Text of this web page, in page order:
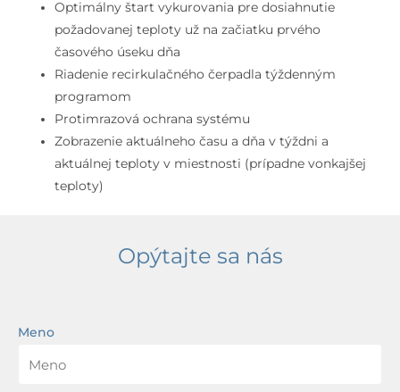
Optimálny štart vykurovania pre dosiahnutie
požadovanej teploty už na začiatku prvého
časového úseku dňa
Riadenie recirkulačného čerpadla týždenným
programom
Protimrazová ochrana systému
Zobrazenie aktuálneho času a dňa v týždni a
aktuálnej teploty v miestnosti (prípadne vonkajšej
teploty)
Opýtajte sa nás
Meno